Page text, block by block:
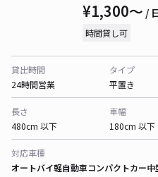
¥1,300〜 /
時間貸し可
貸出時間
24時間営業
タイプ
平置き
長さ
480cm 以下
車幅
180cm 以下
対応車種
オートバイ軽自動車コンパクトカー中